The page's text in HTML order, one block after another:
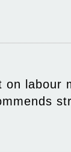
on labour